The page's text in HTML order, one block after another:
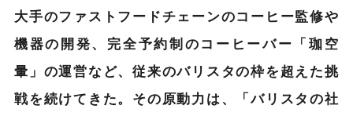
大手のファストフードチェーンのコーヒー監修や
機器の開発、完全予約制のコーヒーバー「珈空
暈」の運営など、従来のバリスタの枠を超えた挑
戦を続けてきた。その原動力は、「バリスタの社